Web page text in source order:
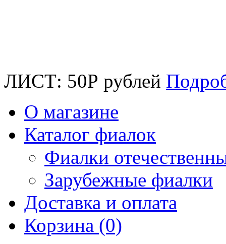
ЛИСТ: 50Р рублей
О магазине
Каталог фиалок
Фиалки
Зарубежные фиалки
Доставка и оплата
Корзина (0)